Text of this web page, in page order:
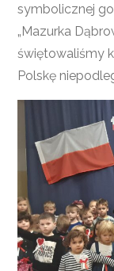
symbolicznej
„Mazurka
świętowaliśmy
Polskę